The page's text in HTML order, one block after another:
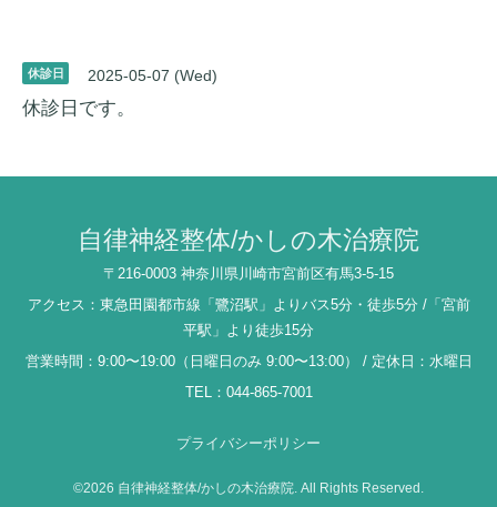
休診日 2025-05-07 (Wed)
休診日です。
自律神経整体/かしの木治療院
〒216-0003 神奈川県川崎市宮前区有馬3-5-15
アクセス：東急田園都市線「鷺沼駅」よりバス5分・徒歩5分 /「宮前
平駅」より徒歩15分
営業時間：9:00〜19:00（日曜日のみ 9:00〜13:00） / 定休日：水曜日
TEL：044-865-7001
プライバシーポリシー
©2026 自律神経整体/かしの木治療院 . All Rights Reserved.